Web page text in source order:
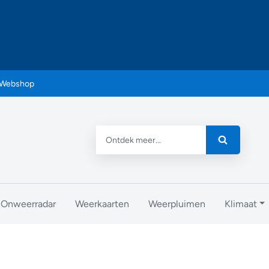
Onweerradar Weerkaarten Weerpluimen Klimaat